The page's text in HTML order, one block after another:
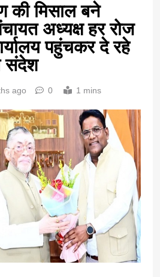
की मिसाल बने
अध्यक्ष हर रोज
पहुंचकर दे रहे
संदेश
ago 0 1 mins